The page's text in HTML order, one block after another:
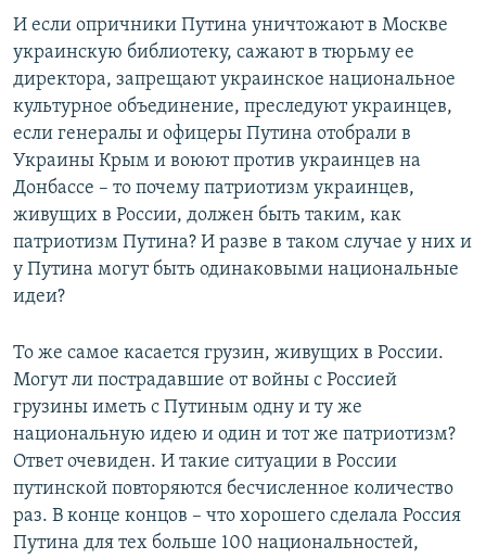
И если опричники Путина уничтожают в Москве
украинскую библиотеку, сажают в тюрьму ее
директора, запрещают украинское национальное
культурное объединение, преследуют украинцев,
если генералы и офицеры Путина отобрали в
Украины Крым и воюют против украинцев на
Донбассе – то почему патриотизм украинцев,
живущих в России, должен быть таким, как
патриотизм Путина? И разве в таком случае у них и
у Путина могут быть одинаковыми национальные
идеи?
То же самое касается грузин, живущих в России.
Могут ли пострадавшие от войны с Россией
грузины иметь с Путиным одну и ту же
национальную идею и один и тот же патриотизм?
Ответ очевиден. И такие ситуации в России
путинской повторяются бесчисленное количество
раз. В конце концов – что хорошего сделала Россия
Путина для тех больше 100 национальностей,